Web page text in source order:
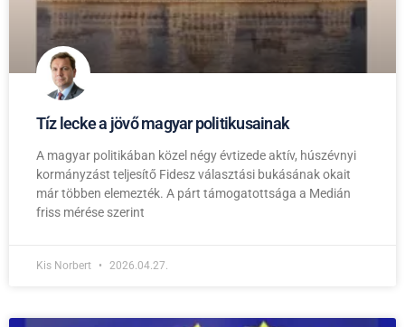
Tíz lecke a jövő magyar politikusainak
A magyar politikában közel négy évtizede aktív, húszévnyi
kormányzást teljesítő Fidesz választási bukásának okait
már többen elemezték. A párt támogatottsága a Medián
friss mérése szerint
Kis Norbert 2026.04.27.